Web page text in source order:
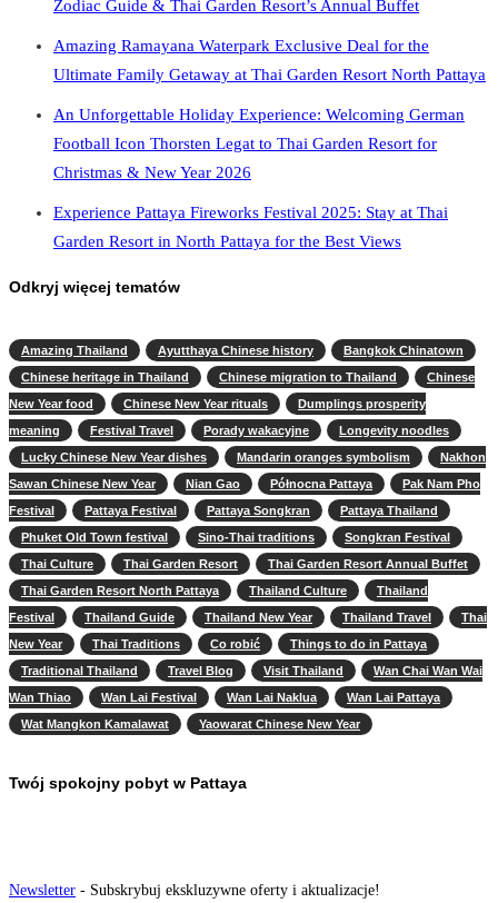
Zodiac Guide & Thai Garden Resort’s Annual Buffet
Amazing Ramayana Waterpark Exclusive Deal for the
Ultimate Family Getaway at Thai Garden Resort North Pattaya
An Unforgettable Holiday Experience: Welcoming German
Football Icon Thorsten Legat to Thai Garden Resort for
Christmas & New Year 2026
Experience Pattaya Fireworks Festival 2025: Stay at Thai
Garden Resort in North Pattaya for the Best Views
Odkryj więcej tematów
Amazing Thailand Ayutthaya Chinese history
Bangkok Chinatown
Chinese heritage in Thailand
Chinese migration to Thailand
Chinese
New Year food
Chinese New Year rituals
Dumplings prosperity
meaning
Festival Travel Porady wakacyjne
Longevity noodles
Lucky Chinese New Year dishes
Mandarin oranges symbolism
Nakhon
Sawan Chinese New Year
Nian Gao Północna Pattaya
Pak Nam Pho
Festival
Pattaya Festival Pattaya Songkran
Pattaya Thailand
Phuket Old Town festival
Sino-Thai traditions
Songkran Festival
Thai Culture
Thai Garden Resort
Thai Garden Resort Annual Buffet
Thai Garden Resort North Pattaya
Thailand Culture
Thailand
Festival
Thailand Guide Thailand New Year Thailand Travel
Thai
New Year
Thai Traditions Co robić
Things to do in Pattaya
Traditional Thailand
Travel Blog Visit Thailand
Wan Chai Wan Wai
Wan Thiao
Wan Lai Festival Wan Lai Naklua
Wan Lai Pattaya
Wat Mangkon Kamalawat
Yaowarat Chinese New Year
Twój spokojny pobyt w Pattaya
Newsletter - Subskrybuj ekskluzywne oferty i aktualizacje!